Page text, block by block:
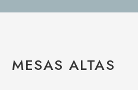
MESAS ALTAS